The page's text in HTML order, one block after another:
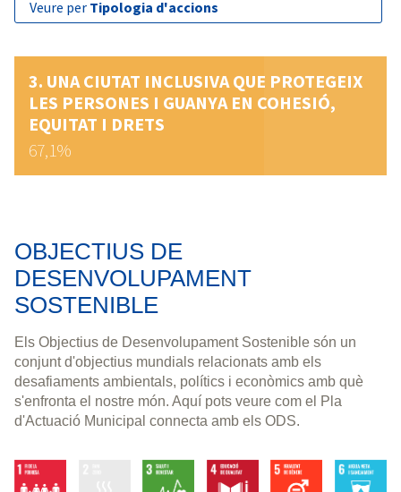
veure per Tipologia d'accions
UNA CIUTAT INCLUSIVA QUE PROTEGEIX
LES PERSONES I GUANYA EN COHESIÓ,
EQUITAT I DRETS
67,1%
OBJECTIUS DE
DESENVOLUPAMENT
SOSTENIBLE
Els Objectius de Desenvolupament Sostenible són un
conjunt d'objectius mundials relacionats amb els
desafiaments ambientals, polítics i econòmics amb què
s'enfronta el nostre món. Aquí pots veure com el Pla
d'Actuació Municipal connecta amb els ODS.